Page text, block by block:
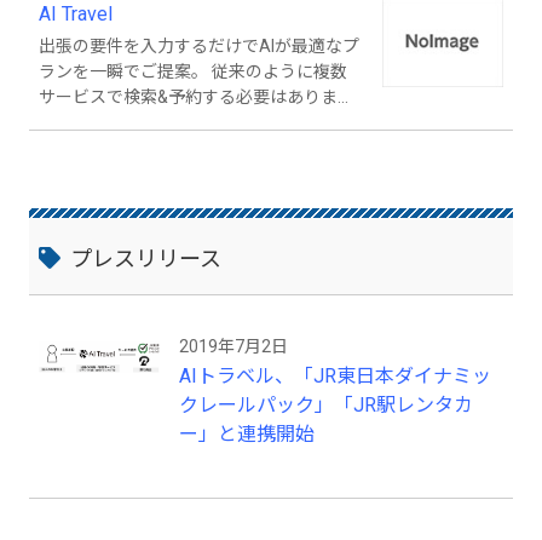
AI Travel
出張の要件を入力するだけでAIが最適なプ
ランを一瞬でご提案。 従来のように複数
サービスで検索&予約する必要はありませ
プレスリリース
2019年7月2日
AIトラベル、「JR東日本ダイナミッ
クレールパック」「JR駅レンタカ
ー」と連携開始